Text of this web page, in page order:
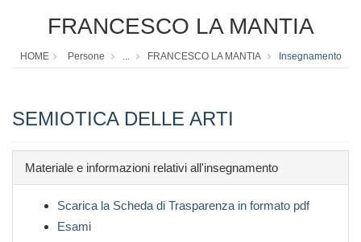
FRANCESCO LA MANTIA
HOME Persone ... FRANCESCO LA MANTIA Insegnamento
SEMIOTICA DELLE ARTI
Materiale e informazioni relativi all'insegnamento
Scarica la Scheda di Trasparenza in formato pdf
Esami